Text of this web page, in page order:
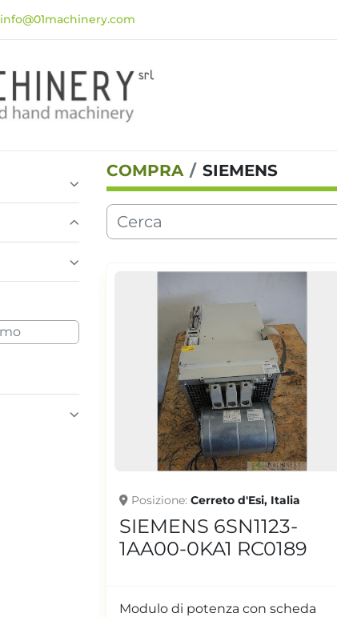
info@01machinery.com
COMPRA SIEMENS
Posizione Cerreto d'Esi, Italia
SIEMENS 6SN1123-
1AA00-0KA1 RC0189
Modulo di potenza con scheda